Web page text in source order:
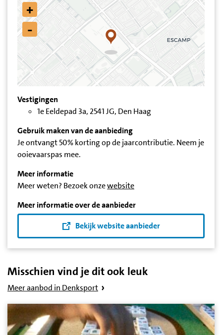
+
-
Vestigingen
1e Eeldepad 3a, 2541 JG, Den Haag
Gebruik maken van de aanbieding
Je ontvangt 50% korting op de jaarcontributie. Neem je
ooievaarspas mee.
Meer informatie
Meer weten? Bezoek onzewebsite
Meer informatie over de aanbieder
Bekijk website aanbieder
Misschien vind je dit ook leuk
Meer aanbod in Denksport